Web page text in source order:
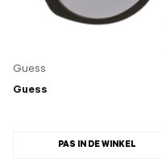
Guess
Guess
PAS IN DE WINKEL